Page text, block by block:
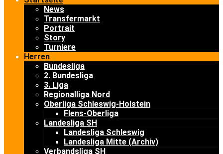
News
Transfermarkt
Portrait
Story
Turniere
Herren
Bundesliga
2. Bundesliga
3. Liga
Regionalliga Nord
Oberliga Schleswig-Holstein
Flens-Oberliga
Landesliga SH
Landesliga Schleswig
Landesliga Mitte (Archiv)
Verbandsliga SH